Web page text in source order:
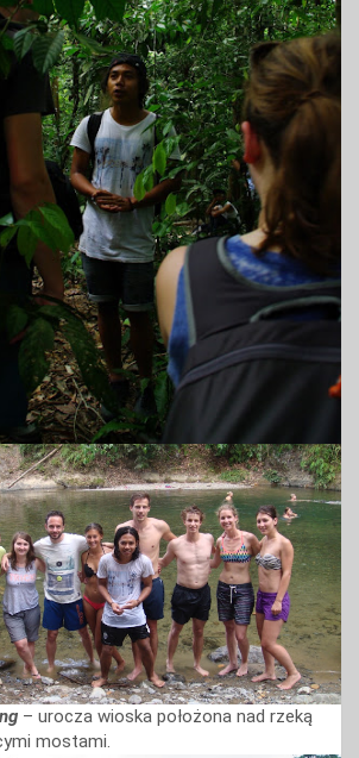
– urocza wioska położona nad rzeką
mostami.